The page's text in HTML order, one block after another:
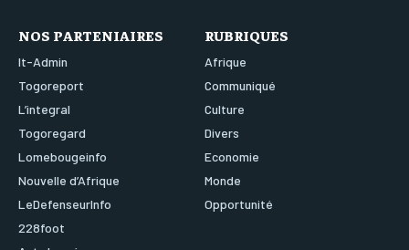
NOS PARTENIAIRES
It-Admin
Togoreport
L’integral
Togoregard
Lomebougeinfo
Nouvelle d’Afrique
LeDefenseurInfo
228foot
RUBRIQUES
Afrique
Communiqué
Culture
Divers
Economie
Monde
Opportunité